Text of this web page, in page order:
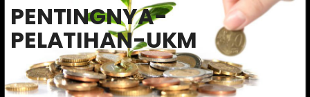
PENTINGNYA-
PELATIHAN-UKM